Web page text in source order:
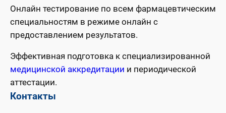
Онлайн тестирование по всем фармацевтическим
специальностям в режиме онлайн с
предоставлением результатов.
Эффективная подготовка к специализированной
медицинской аккредитации и периодической
аттестации.
Контакты